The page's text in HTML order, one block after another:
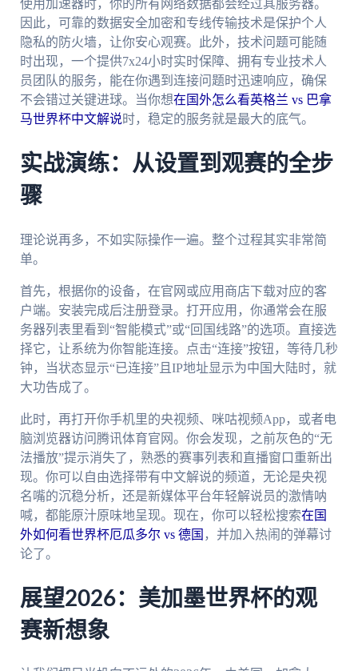
使用加速器时，你的所有网络数据都会经过其服务器。
因此，可靠的数据安全加密和专线传输技术是保护个人
隐私的防火墙，让你安心观赛。此外，技术问题可能随
时出现，一个提供7x24小时实时保障、拥有专业技术人
员团队的服务，能在你遇到连接问题时迅速响应，确保
不会错过关键进球。当你想在国外怎么看英格兰 vs 巴拿
马世界杯中文解说时，稳定的服务就是最大的底气。
实战演练：从设置到观赛的全步
骤
理论说再多，不如实际操作一遍。整个过程其实非常简
单。
首先，根据你的设备，在官网或应用商店下载对应的客
户端。安装完成后注册登录。打开应用，你通常会在服
务器列表里看到“智能模式”或“回国线路”的选项。直接选
择它，让系统为你智能连接。点击“连接”按钮，等待几秒
钟，当状态显示“已连接”且IP地址显示为中国大陆时，就
大功告成了。
此时，再打开你手机里的央视频、咪咕视频App，或者电
脑浏览器访问腾讯体育官网。你会发现，之前灰色的“无
法播放”提示消失了，熟悉的赛事列表和直播窗口重新出
现。你可以自由选择带有中文解说的频道，无论是央视
名嘴的沉稳分析，还是新媒体平台年轻解说员的激情呐
喊，都能原汁原味地呈现。现在，你可以轻松搜索在国
外如何看世界杯厄瓜多尔 vs 德国 ，并加入热闹的弹幕讨
论了。
展望2026：美加墨世界杯的观
赛新想象